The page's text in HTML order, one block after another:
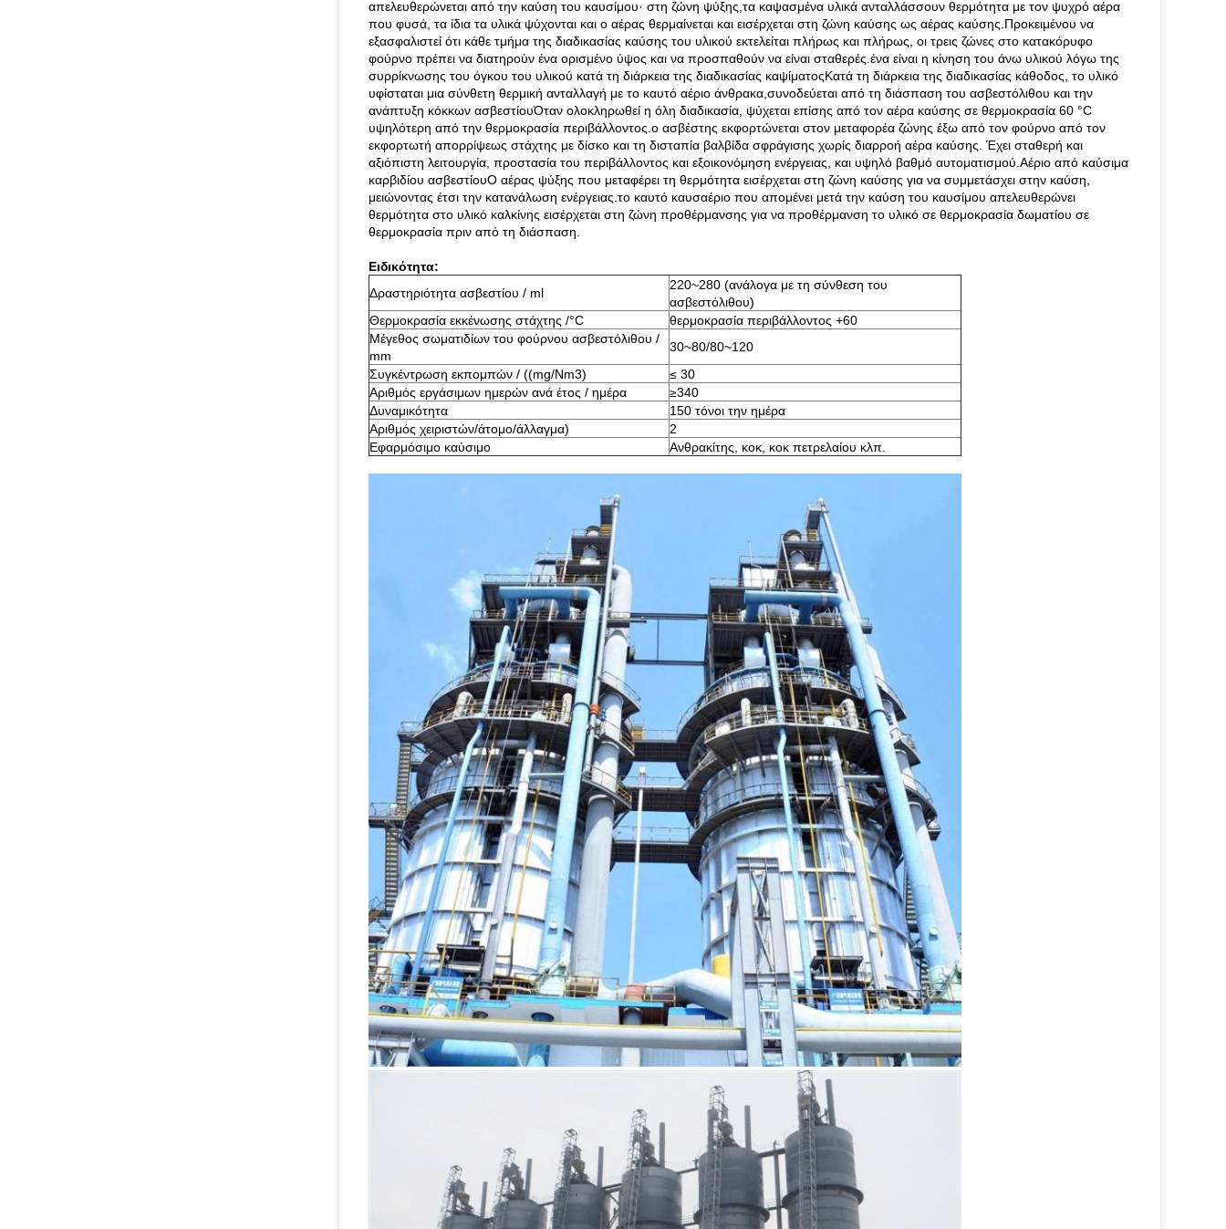
απελευθερώνεται από την καύση του καυσίμου· στη ζώνη ψύξης,τα καψασμένα υλικά ανταλλάσσουν θερμότητα με τον ψυχρό αέρα
που φυσά, τα ίδια τα υλικά ψύχονται και ο αέρας θερμαίνεται και εισέρχεται στη ζώνη καύσης ως αέρας καύσης.Προκειμένου να
εξασφαλιστεί ότι κάθε τμήμα της διαδικασίας καύσης του υλικού εκτελείται πλήρως και πλήρως, οι τρεις ζώνες στο κατακόρυφο
φούρνο πρέπει να διατηρούν ένα ορισμένο ύψος και να προσπαθούν να είναι σταθερές.ένα είναι η κίνηση του άνω υλικού λόγω της
συρρίκνωσης του όγκου του υλικού κατά τη διάρκεια της διαδικασίας καψίματοςΚατά τη διάρκεια της διαδικασίας κάθοδος, το υλικό
υφίσταται μια σύνθετη θερμική ανταλλαγή με το καυτό αέριο άνθρακα,συνοδεύεται από τη διάσπαση του ασβεστόλιθου και την
ανάπτυξη κόκκων ασβεστίουΌταν ολοκληρωθεί η όλη διαδικασία, ψύχεται επίσης από τον αέρα καύσης σε θερμοκρασία 60 °C
υψηλότερη από την θερμοκρασία περιβάλλοντος.ο ασβέστης εκφορτώνεται στον μεταφορέα ζώνης έξω από τον φούρνο από τον
εκφορτωτή απορρίψεως στάχτης με δίσκο και τη δισταπία βαλβίδα σφράγισης χωρίς διαρροή αέρα καύσης. Έχει σταθερή και
αξιόπιστη λειτουργία, προστασία του περιβάλλοντος και εξοικονόμηση ενέργειας, και υψηλό βαθμό αυτοματισμού.Αέριο από καύσιμα
καρβιδίου ασβεστίουΟ αέρας ψύξης που μεταφέρει τη θερμότητα εισέρχεται στη ζώνη καύσης για να συμμετάσχει στην καύση,
μειώνοντας έτσι την κατανάλωση ενέργειας.το καυτό καυσαέριο που απομένει μετά την καύση του καυσίμου απελευθερώνει
θερμότητα στο υλικό καλκίνης εισέρχεται στη ζώνη προθέρμανσης για να προθέρμανση το υλικό σε θερμοκρασία δωματίου σε
θερμοκρασία πριν από τη διάσπαση.
Ειδικότητα:
Δραστηριότητα ασβεστίου / ml
220~280 (ανάλογα με τη σύνθεση του
ασβεστόλιθου)
Θερμοκρασία εκκένωσης στάχτης /°C
θερμοκρασία περιβάλλοντος +60
Μέγεθος σωματιδίων του φούρνου ασβεστόλιθου /
mm
30~80/80~120
Συγκέντρωση εκπομπών / ((mg/Nm3)
≤ 30
Αριθμός εργάσιμων ημερών ανά έτος / ημέρα
≥340
Δυναμικότητα
150 τόνοι την ημέρα
Αριθμός χειριστών/άτομο/άλλαγμα)
2
Εφαρμόσιμο καύσιμο
Ανθρακίτης, κοκ, κοκ πετρελαίου κλπ.